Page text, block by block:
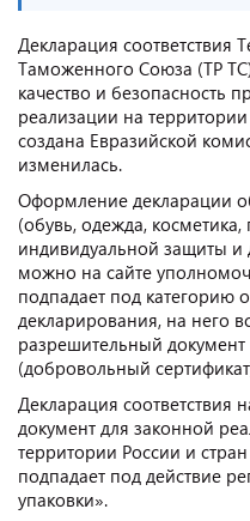
Декларация соответствия
Таможенного Союза (ТР
качество и безопасность
реализации на
создана Евразийской
изменилась.
Оформление декларации
(обувь, одежда, косметика,
индивидуальной защиты и
можно на сайте
подпадает под категорию
декларирования, на него
разрешительный
(добровольный
Декларация соответствия
документ для законной
территории России и
подпадает под действие
упаковки».